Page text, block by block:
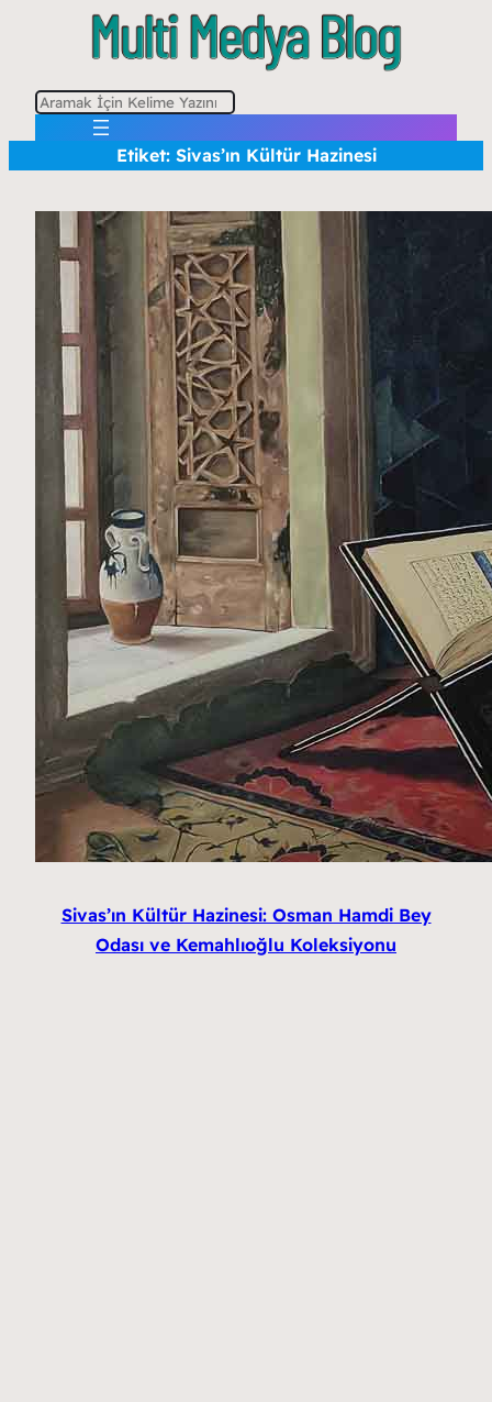
A
Etiket: Sivas’ın Kültür Hazinesi
Sivas’ın Kültür Hazinesi: Osman Hamdi Bey
Odası ve Kemahlıoğlu Koleksiyonu